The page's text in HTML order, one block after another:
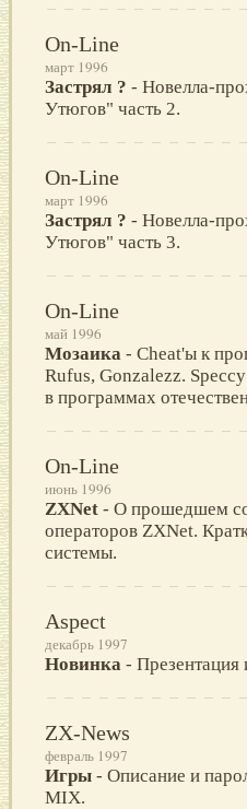
On-Line
март 1996
Застрял ? - Новелла-
Утюгов" часть 2.
On-Line
март 1996
Застрял ? - Новелла-
Утюгов" часть 3.
On-Line
май 1996
Мозаика - Cheat'ы к
Rufus, Gonzalezz.
в программах
On-Line
июнь 1996
ZXNet - О прошедшем
операторов ZXNet.
системы.
Aspect
декабрь 1997
Новинка - Презентация
ZX-News
февраль 1997
Игры - Описание и
MIX.